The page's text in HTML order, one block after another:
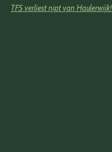
TFS verliest nipt van Haulerwijk!